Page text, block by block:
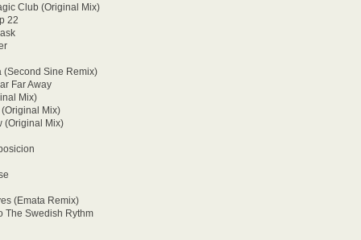
Club (Original Mix)
22
(Second Sine Remix)
Far Away
Mix)
Mix)
(Original Mix)
(Emata Remix)
The Swedish Rythm